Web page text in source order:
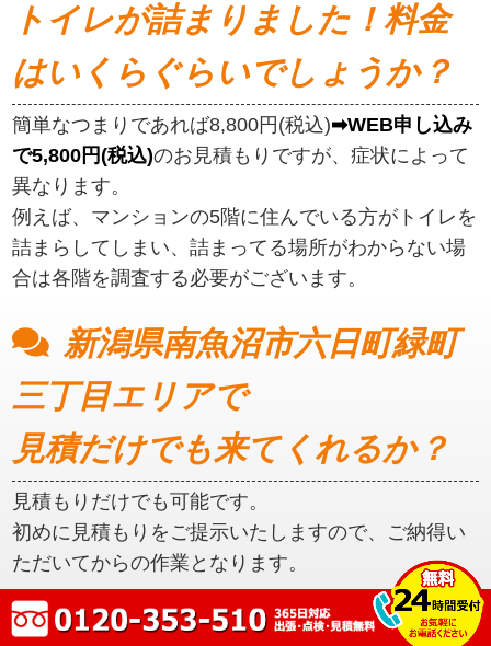
トイレが詰まりました！料金
はいくらぐらいでしょうか？
簡単なつまりであれば8,800円(税込)➡WEB申し込み
で5,800円(税込)のお見積もりですが、症状によって
異なります。
例えば、マンションの5階に住んでいる方がトイレを
詰まらしてしまい、詰まってる場所がわからない場
合は各階を調査する必要がございます。
新潟県南魚沼市六日町緑町
三丁目エリアで
見積だけでも来てくれるか？
見積もりだけでも可能です。
初めに見積もりをご提示いたしますので、ご納得い
ただいてからの作業となります。
新潟県南魚沼市六日町緑町